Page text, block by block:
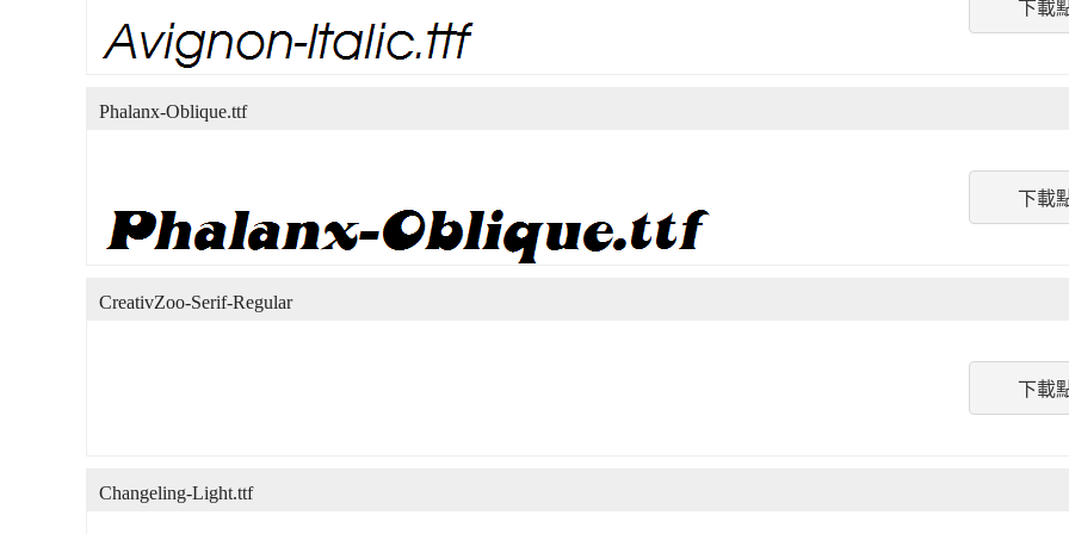
下載
下載
Phalanx-Oblique.ttf
下載
CreativZoo-Serif-Regular
Changeling-Light.ttf